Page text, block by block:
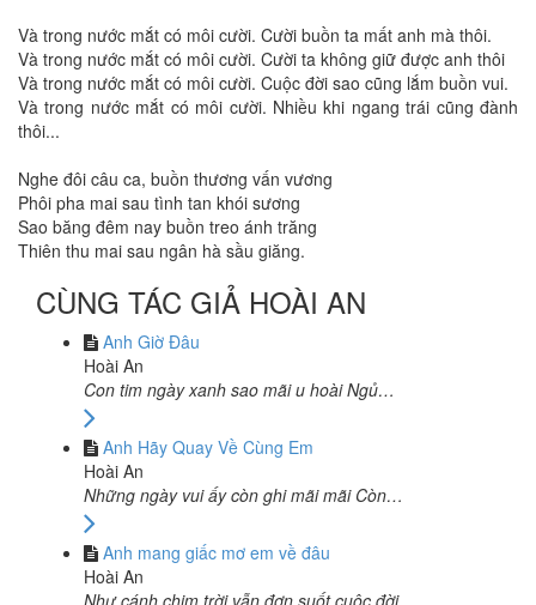
Và trong nước mắt có môi cười. Cười buồn ta mất anh mà thôi.
Và trong nước mắt có môi cười. Cười ta không giữ được anh thôi
Và trong nước mắt có môi cười. Cuộc đời sao cũng lắm buồn vui.
Và trong nước mắt có môi cười. Nhiều khi ngang trái cũng đành
thôi...
Nghe đôi câu ca, buồn thương vấn vương
Phôi pha mai sau tình tan khói sương
Sao băng đêm nay buồn treo ánh trăng
Thiên thu mai sau ngân hà sầu giăng.
CÙNG TÁC GIẢ HOÀI AN
Anh Giờ Đâu
Hoài An
Con tim ngày xanh sao mãi u hoài Ngủ…
Anh Hãy Quay Về Cùng Em
Hoài An
Những ngày vui ấy còn ghi mãi mãi Còn…
Anh mang giấc mơ em về đâu
Hoài An
Như cánh chim trời vẫn đơn suốt cuộc đời…